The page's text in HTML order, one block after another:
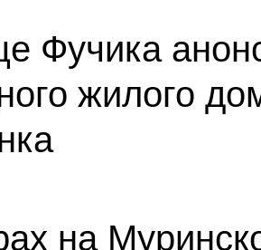
Фучика
жилого
на